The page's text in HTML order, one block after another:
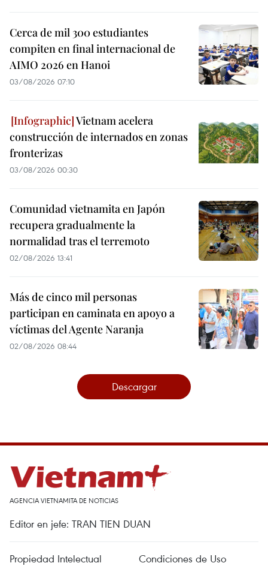
Cerca de mil 300 estudiantes
compiten en final internacional de
AIMO 2026 en Hanoi
03/08/2026 07:10
Vietnam acelera
construcción de internados en zonas
fronterizas
03/08/2026 00:30
Comunidad vietnamita en Japón
recupera gradualmente la
normalidad tras el terremoto
02/08/2026 13:41
Más de cinco mil personas
participan en caminata en apoyo a
víctimas del Agente Naranja
02/08/2026 08:44
Descargar
AGENCIA VIETNAMITA DE NOTICIAS
Editor en jefe: TRAN TIEN DUAN
Propiedad Intelectual Condiciones de Uso